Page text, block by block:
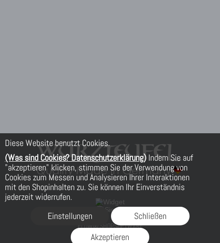
Diese Website benutzt Cookies.
(Was sind Cookies? Datenschutzerklärung) Indem Sie auf
"akzeptieren" klicken, stimmen Sie der Verwendung von
Cookies zum Messen und Analysieren Ihrer Interaktionen
mit den Shopinhalten zu. Sie können Ihr Einverständnis
jederzeit widerrufen.
Einstellungen
Schließen
Akzeptieren
FLOW® SHOPSOFTWARE